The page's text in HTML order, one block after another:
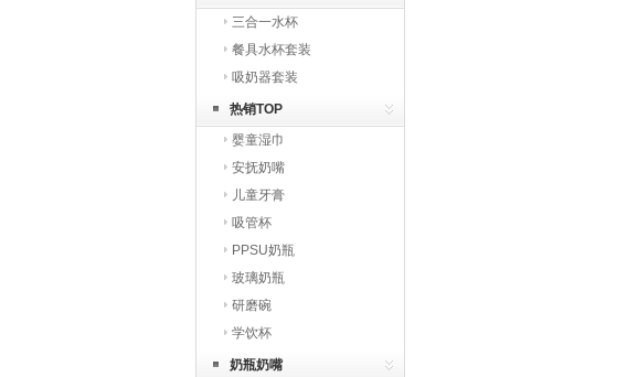
三合一水杯
餐具水杯套装
吸奶器套装
热销TOP
婴童湿巾
安抚奶嘴
儿童牙膏
吸管杯
PPSU奶瓶
玻璃奶瓶
研磨碗
学饮杯
奶瓶奶嘴